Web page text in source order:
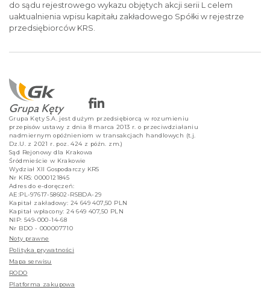
do sądu rejestrowego wykazu objętych akcji serii L celem
uaktualnienia wpisu kapitału zakładowego Spółki w rejestrze
przedsiębiorców KRS.
Grupa Kęty S.A. jest dużym przedsiębiorcą w rozumieniu
przepisów ustawy z dnia 8 marca 2013 r. o przeciwdziałaniu
nadmiernym opóźnieniom w transakcjach handlowych (t.j.
Dz.U. z 2021 r. poz. 424 z późn. zm.)
Sąd Rejonowy dla Krakowa
Śródmieście w Krakowie
Wydział XII Gospodarczy KRS
Nr KRS: 0000121845
Adres do e-doręczeń:
AE:PL-97617-58602-RSBDA-29
Kapitał zakładowy: 24 649 407,50 PLN
Kapitał wpłacony: 24 649 407,50 PLN
NIP: 549-000-14-68
Nr BDO - 000007710
Noty prawne
Polityka prywatności
Mapa serwisu
RODO
Platforma zakupowa